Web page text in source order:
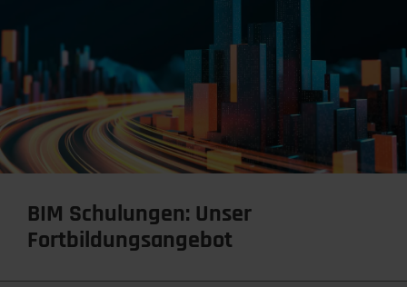
BIM Schulungen: Unser
Fortbildungsangebot